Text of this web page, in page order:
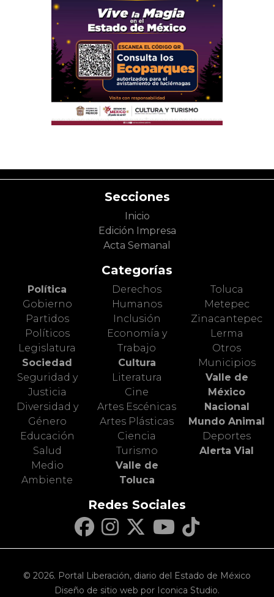
Secciones
Inicio
Edición Impresa
Acta Semanal
Categorías
Política
Gobierno
Partidos
Políticos
Legislatura
Sociedad
Seguridad y
Justicia
Diversidad y
Género
Educación
Salud
Medio
Ambiente
Derechos
Humanos
Inclusión
Economía y
Trabajo
Cultura
Literatura
Cine
Artes Escénicas
Artes Plásticas
Ciencia
Turismo
Valle de
Toluca
Toluca
Metepec
Zinacantepec
Lerma
Otros
Municipios
Valle de
México
Nacional
Mundo Animal
Deportes
Alerta Vial
Redes Sociales
© 2026. Portal Liberación, diario del Estado de México
Diseño de sitio web por Iconica Studio.